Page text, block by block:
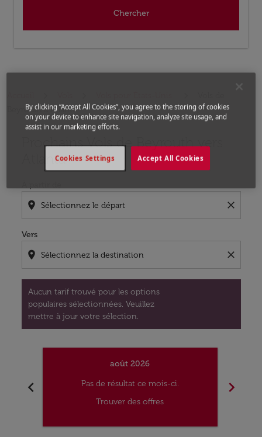
Chercher
Beyrouth a Atlanta
Prochains Vols de Beyrouth vers
Atlanta
location_on close
Vers
location_on close
Aucun tarif trouvé pour les options
populaires sélectionnées. Veuillez
mettre à jour votre sélection.
chevron_left
août 2026
Pas de résultat ce mois-ci.
Trouver des offres
chevron_right
By clicking “Accept All Cookies”, you agree to the storing of cookies
on your device to enhance site navigation, analyze site usage, and
assist in our marketing efforts.
Accept All Cookies
Cookies Settings